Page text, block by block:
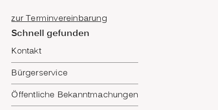
zur Terminvereinbarung
Schnell gefunden
Kontakt
Bürgerservice
Öffentliche Bekanntmachungen